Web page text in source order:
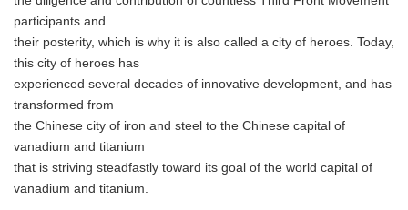
participants and
their posterity, which is why it is also called a city of heroes. Today,
this city of heroes has
experienced several decades of innovative development, and has
transformed from
the Chinese city of iron and steel to the Chinese capital of
vanadium and titanium
that is striving steadfastly toward its goal of the world capital of
vanadium and titanium.